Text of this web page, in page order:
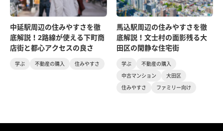
中延駅周辺の住みやすさを徹
底解説！2路線が使える下町商
店街と都心アクセスの良さ
学ぶ 不動産の購入 住みやすさ
馬込駅周辺の住みやすさを徹
底解説！文士村の面影残る大
田区の閑静な住宅街
学ぶ
不動産の購入
中古マンション
大田区
住みやすさ
ファミリー向け